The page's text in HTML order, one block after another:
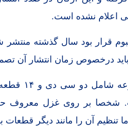
اعلام نشده است.
قرار بود سال گذشته
درخصوص زمان انتشار آن
وی
شخصا بر روی غزل معروف
تنظیم آن را مانند دیگر